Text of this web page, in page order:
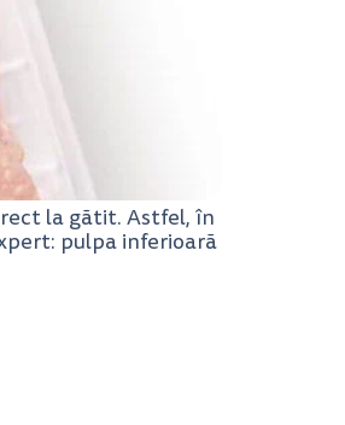
la gătit. Astfel, în
pulpa inferioară